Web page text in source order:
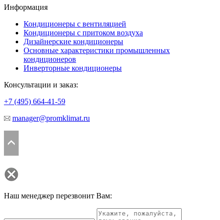
Информация
Кондиционеры с вентиляцией
Кондиционеры с притоком воздуха
Дизайнерские кондиционеры
Основные характеристики промышленных
кондиционеров
Инверторные кондиционеры
Консультации и заказ:
+7 (495) 664-41-59
manager@promklimat.ru
Наш менеджер перезвонит Вам: